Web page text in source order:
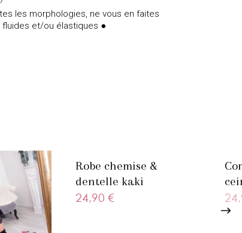
les morphologies, ne vous en faites
fluides et/ou élastiques ●
Robe chemise &
dentelle kaki
24,90 €